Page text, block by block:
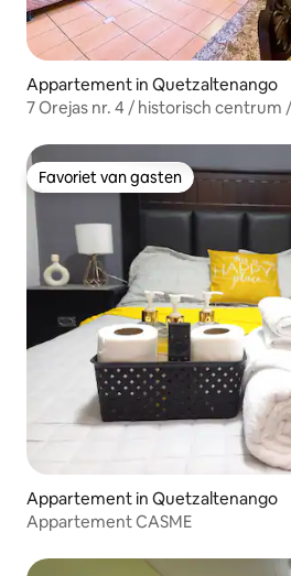
Appartement in Quetzaltenango
7 Orejas nr. 4 / historisch centrum
Favoriet van gasten
Favoriet van gasten
Appartement in Quetzaltenango
Appartement CASME